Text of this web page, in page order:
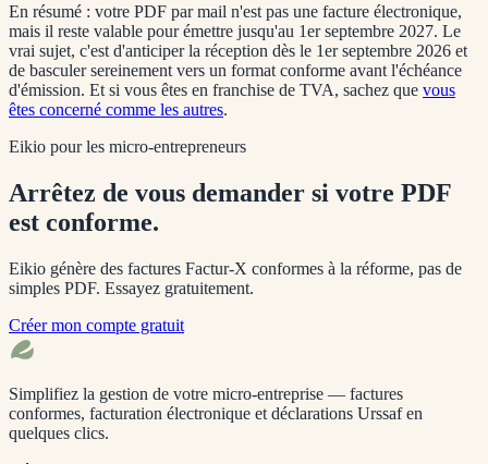
En résumé : votre PDF par mail n'est pas une facture électronique,
mais il reste valable pour émettre jusqu'au 1er septembre 2027. Le
vrai sujet, c'est d'anticiper la réception dès le 1er septembre 2026 et
de basculer sereinement vers un format conforme avant l'échéance
d'émission. Et si vous êtes en franchise de TVA, sachez que vous
êtes concerné comme les autres.
Eikio pour les micro-entrepreneurs
Arrêtez de vous demander si votre PDF
est conforme.
Eikio génère des factures Factur-X conformes à la réforme, pas de
simples PDF. Essayez gratuitement.
Créer mon compte gratuit
Simplifiez la gestion de votre micro-entreprise — factures
conformes, facturation électronique et déclarations Urssaf en
quelques clics.